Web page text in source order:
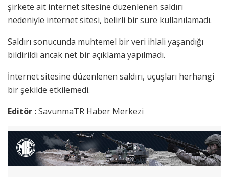
şirkete ait internet sitesine düzenlenen saldırı
nedeniyle internet sitesi, belirli bir süre kullanılamadı.
Saldırı sonucunda muhtemel bir veri ihlali yaşandığı
bildirildi ancak net bir açıklama yapılmadı.
İnternet sitesine düzenlenen saldırı, uçuşları herhangi
bir şekilde etkilemedi.
Editör :SavunmaTR Haber Merkezi